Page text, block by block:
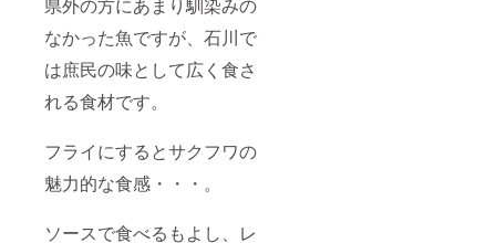
県外の方にあまり馴染みの
なかった魚ですが、石川で
は庶民の味として広く食さ
れる食材です。
フライにするとサクフワの
魅力的な食感・・・。
ソースで食べるもよし、レ